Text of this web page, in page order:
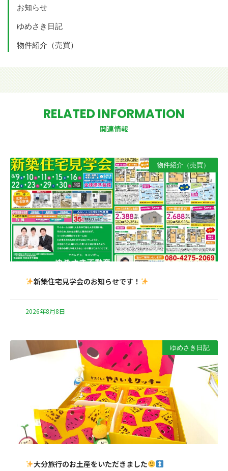
お知らせ
ゆめさき日記
物件紹介（売買）
RELATED INFORMATION
関連情報
物件紹介（売買）
新築住宅見学会のお知らせです！
2026年8月8日
ゆめさき日記
大分旅行のお土産をいただきました